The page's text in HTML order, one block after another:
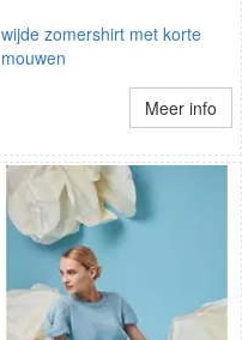
wijde zomershirt met korte
mouwen
Meer info